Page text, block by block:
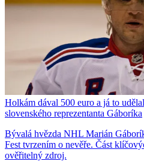
Holkám dával 500 euro a já to
slovenského reprezentanta Gáboríka
Bývalá hvězda NHL Marián
Fest tvrzením o nevěře. Část
ověřitelný zdroj.